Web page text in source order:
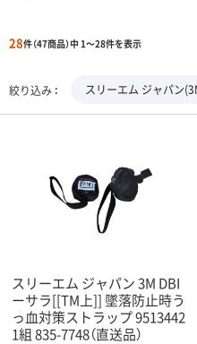
28件（47商品）中 1～28件を表示
絞り込み スリーエム ジャパン
スリーエム ジャパン 3M DBI
ーサラ[[TM上]] 墜落防止時う
っ血対策ストラップ 9513442
1組 835-7748（直送品）